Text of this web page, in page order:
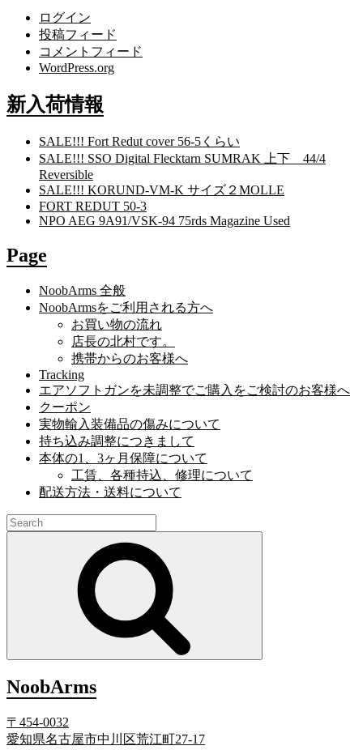
ログイン
投稿フィード
コメントフィード
WordPress.org
新入荷情報
SALE!!! Fort Redut cover 56-5くらい
SALE!!! SSO Digital Flecktarn SUMRAK 上下 44/4
Reversible
SALE!!! KORUND-VM-K サイズ２MOLLE
FORT REDUT 50-3
NPO AEG 9A91/VSK-94 75rds Magazine Used
Page
NoobArms 全般
NoobArmsをご利用される方へ
お買い物の流れ
店長の北村です。
携帯からのお客様へ
Tracking
エアソフトガンを未調整でご購入をご検討のお客様へ
クーポン
実物輸入装備品の傷みについて
持ち込み調整につきまして
本体の1、3ヶ月保障について
工賃、各種持込、修理について
配送方法・送料について
Search
for:
NoobArms
〒454-0032
愛知県名古屋市中川区荒江町27-17